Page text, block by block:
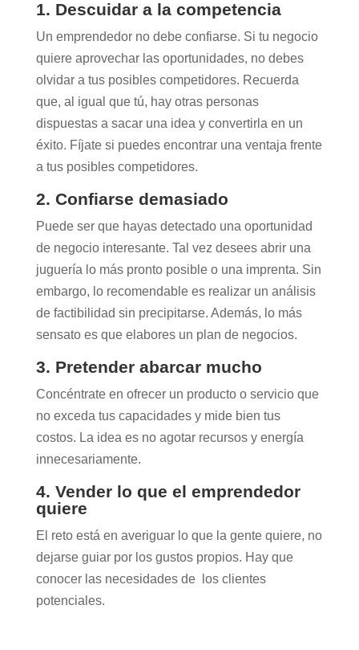
1. Descuidar a la competencia
Un emprendedor no debe confiarse. Si tu negocio
quiere aprovechar las oportunidades, no debes
olvidar a tus posibles competidores. Recuerda
que, al igual que tú, hay otras personas
dispuestas a sacar una idea y convertirla en un
éxito. Fíjate si puedes encontrar una ventaja frente
a tus posibles competidores.
2. Confiarse demasiado
Puede ser que hayas detectado una oportunidad
de negocio interesante. Tal vez desees abrir una
juguería lo más pronto posible o una imprenta. Sin
embargo, lo recomendable es realizar un análisis
de factibilidad sin precipitarse. Además, lo más
sensato es que elabores un plan de negocios.
3. Pretender abarcar mucho
Concéntrate en ofrecer un producto o servicio que
no exceda tus capacidades y mide bien tus
costos. La idea es no agotar recursos y energía
innecesariamente.
4. Vender lo que el emprendedor
quiere
El reto está en averiguar lo que la gente quiere, no
dejarse guiar por los gustos propios. Hay que
conocer las necesidades de los clientes
potenciales.